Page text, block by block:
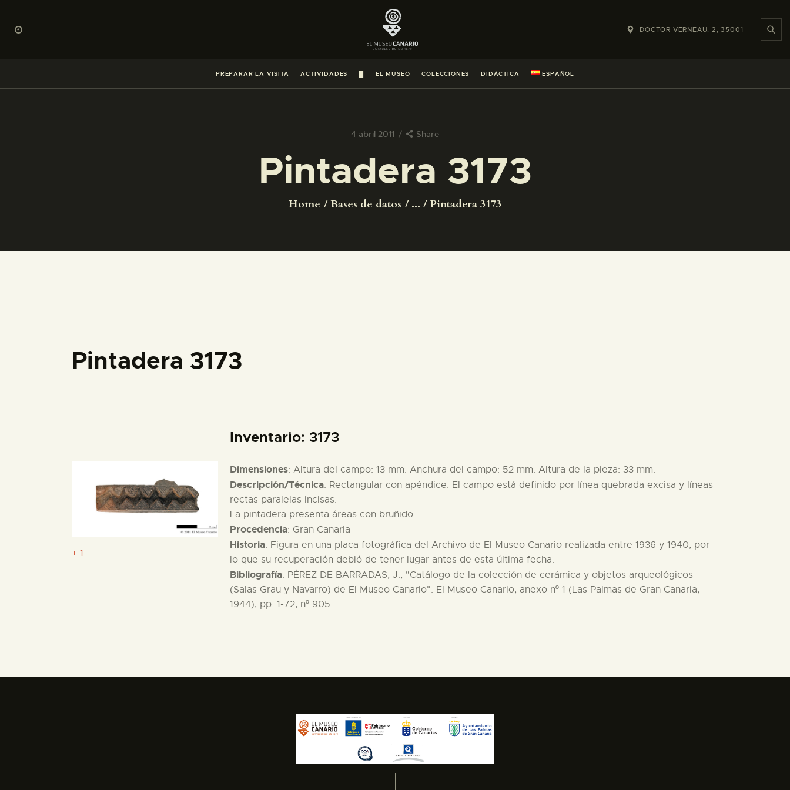
DOCTOR VERNEAU, 2, 35001
PREPARAR LA VISITA ACTIVIDADES EL MUSEO COLECCIONES DIDÁCTICA ESPAÑOL
4 abril 2011 Share
Pintadera 3173
Home Bases de datos ... Pintadera 3173
PREPARAR LA VISITA
ACTIVIDADES
█
COLECCIONES
DIDÁCTICA
DIDÁCTICA
ESPAÑOL
Pintadera 3173
+ 1
Inventario: 3173
Dimensiones: Altura del campo: 13 mm. Anchura del campo: 52 mm. Altura de la pieza: 33 mm.
Descripción/Técnica: Rectangular con apéndice. El campo está definido por línea quebrada excisa y líneas
rectas paralelas incisas.
La pintadera presenta áreas con bruñido.
Procedencia: Gran Canaria
Historia: Figura en una placa fotográfica del Archivo de El Museo Canario realizada entre 1936 y 1940, por
lo que su recuperación debió de tener lugar antes de esta última fecha.
Bibliografía: PÉREZ DE BARRADAS, J., "Catálogo de la colección de cerámica y objetos arqueológicos
(Salas Grau y Navarro) de El Museo Canario". El Museo Canario, anexo nº 1 (Las Palmas de Gran Canaria,
1944), pp. 1-72, nº 905.